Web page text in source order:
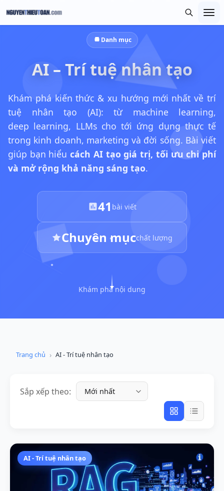
Danh mục
AI – Trí tuệ nhân tạo
Khám phá kiến thức & xu hướng mới nhất về trí
tuệ nhân tạo (AI): từ machine learning,
deep learning, LLMs cho tới ứng dụng thực tế
trong kinh doanh, marketing và đời sống. Bài viết
giúp bạn hiểucách AI tạo giá trị, tối ưu chi phí
và mở rộng khả năng sáng tạo.
41 bài viết
Chuyên mụcchất lượng
Khám phá nội dung
Trang chủ AI - Trí tuệ nhân tạo
Sắp xếp theo:
AI - Trí tuệ nhân tạo